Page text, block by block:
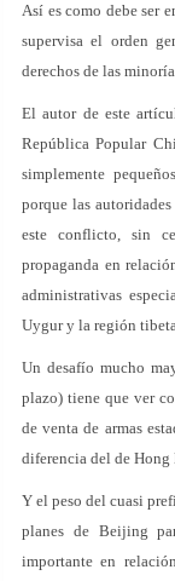
Así es como debe ser
supervisa el orden
derechos de las
El autor de este
República Popular
simplemente
porque las
este conflicto, sin
propaganda en
administrativas
Uygur y la región
Un desafío mucho
plazo) tiene que ver
de venta de armas
diferencia del de Hong
Y el peso del cuasi
planes de Beijing
importante en